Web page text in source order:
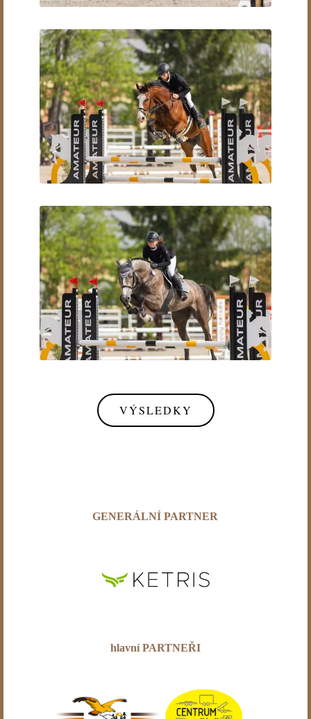
VÝSLEDKY
GENERÁLNÍ PARTNER
hlavní PARTNEŘI